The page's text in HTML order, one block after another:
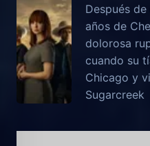
Después
años de
dolorosa
cuando su
Chicago y
Sugarcreek